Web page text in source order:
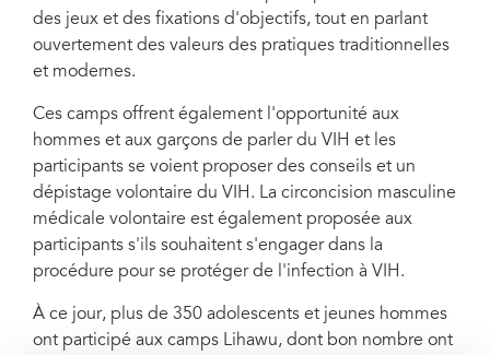
des jeux et des fixations d'objectifs, tout en parlant
ouvertement des valeurs des pratiques traditionnelles
et modernes.
Ces camps offrent également l'opportunité aux
hommes et aux garçons de parler du VIH et les
participants se voient proposer des conseils et un
dépistage volontaire du VIH. La circoncision masculine
médicale volontaire est également proposée aux
participants s'ils souhaitent s'engager dans la
procédure pour se protéger de l'infection à VIH.
À ce jour, plus de 350 adolescents et jeunes hommes
ont participé aux camps Lihawu, dont bon nombre ont